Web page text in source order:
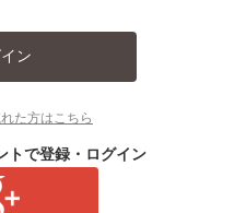
ン
た方はこちら
トで登録・ログイン